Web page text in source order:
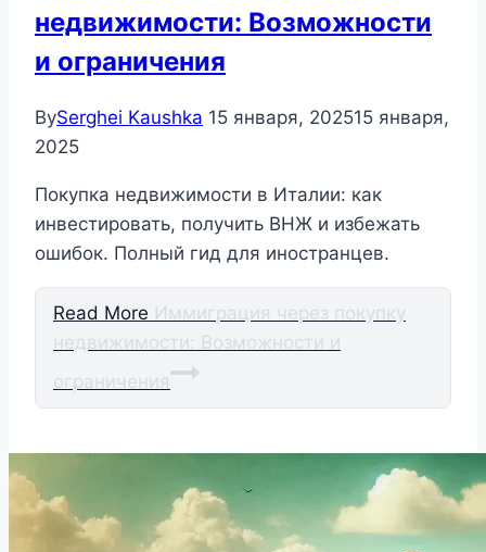
недвижимости: Возможности
и ограничения
BySerghei Kaushka 15 января, 202515 января,
2025
Покупка недвижимости в Италии: как
инвестировать, получить ВНЖ и избежать
ошибок. Полный гид для иностранцев.
Read More Иммиграция через покупку
недвижимости: Возможности и
ограничения